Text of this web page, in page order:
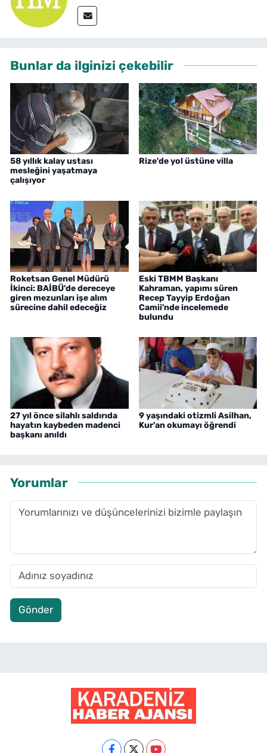
Bunlar da ilginizi çekebilir
58 yıllık kalay ustası
mesleğini yaşatmaya
çalışıyor
Rize'de yol üstüne villa
Roketsan Genel Müdürü
İkinci: BAİBÜ'de dereceye
giren mezunları işe alım
sürecine dahil edeceğiz
Eski TBMM Başkanı
Kahraman, yapımı süren
Recep Tayyip Erdoğan
Camii'nde incelemede
bulundu
27 yıl önce silahlı saldırıda
hayatın kaybeden madenci
başkanı anıldı
9 yaşındaki otizmli Asilhan,
Kur'an okumayı öğrendi
Yorumlar
Gönder